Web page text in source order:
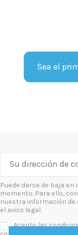
Sea el
Puede darse de baja en
momento. Para ello,
nuestra información de
el aviso legal.
Acepto las